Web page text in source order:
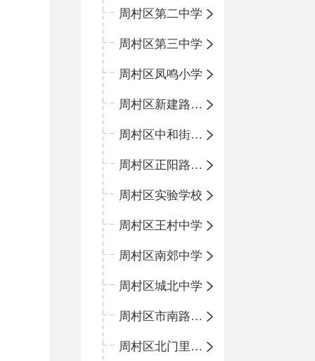
周村区第二中学
周村区第三中学
周村区凤鸣小学
周村区新建路小学
周村区中和街小学
周村区正阳路小学
周村区实验学校
周村区王村中学
周村区南郊中学
周村区城北中学
周村区市南路小学
周村区北门里小学